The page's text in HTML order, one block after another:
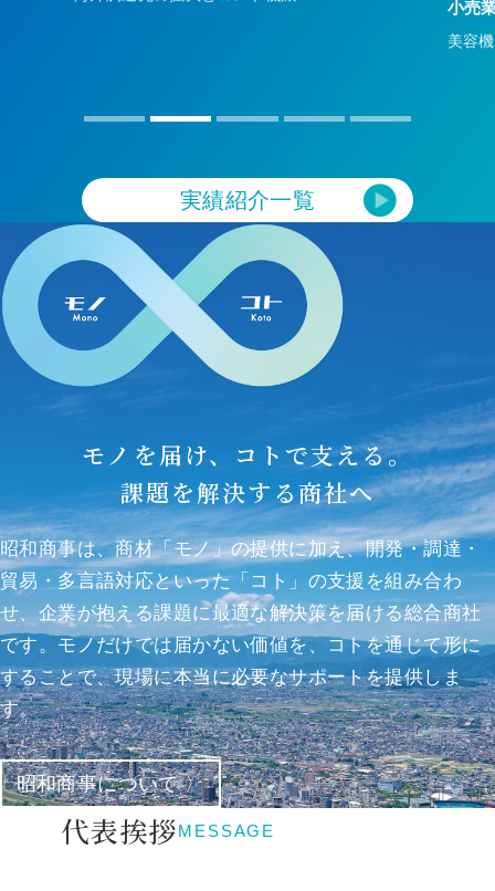
小売業（EC）
実績紹介一覧
モノを届け、コトで支える。
課題を解決する商社へ
昭和商事は、商材「モノ」の提供に加え、開発・調達・
貿易・多言語対応といった「コト」の支援を組み合わ
せ、企業が抱える課題に最適な解決策を届ける総合商社
です。モノだけでは届かない価値を、コトを通じて形に
することで、現場に本当に必要なサポートを提供しま
す。
昭和商事について 〉
代表挨拶MESSAGE